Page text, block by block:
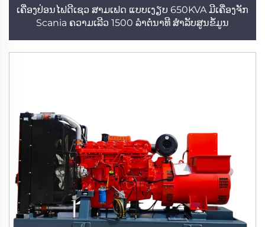
ເຄື່ອງປ່ອນໄຟດີເຊວ ສາມເຟດ ແບບເງຽບ 650KVA ມີເຄື່ອງຈັກ
Scania ຄວາມເລີວ 1500 ລຳຕໍ່ນາທີ ສຳລັບສູນຂໍ້ມູນ